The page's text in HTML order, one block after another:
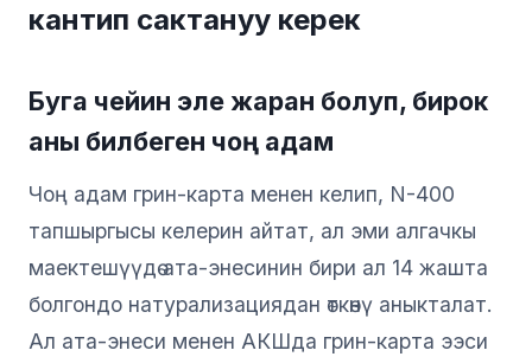
кантип сактануу керек
Буга чейин эле жаран болуп, бирок
аны билбеген чоң адам
Чоң адам грин-карта менен келип, N-400
тапшыргысы келерин айтат, ал эми алгачкы
маектешүүдө ата-энесинин бири ал 14 жашта
болгондо натурализациядан өткөнү аныкталат.
Ал ата-энеси менен АКШда грин-карта ээси